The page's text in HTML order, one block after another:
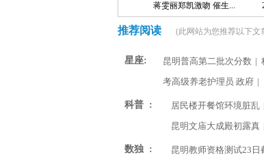
蒋雯丽郑凯激吻 催生...
推荐阅读 (此网站为您推荐以下文
星座: 昆明普高第二批次分数 |
考高级养老护理员 政府 |
科普 : 居民楼开餐馆环境脏乱
昆明文庙大成殿初露真
数独 : 昆明教师资格测试23日